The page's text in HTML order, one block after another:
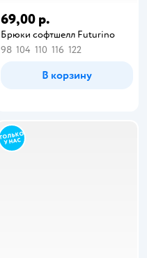
69,00 р.
Брюки софтшелл Futurino
98 104 110 116 122
В корзину